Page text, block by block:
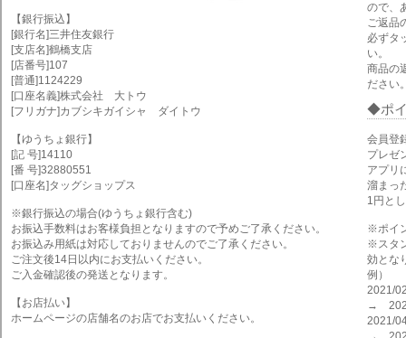
【銀行振込】
[銀行名]三井住友銀行
[支店名]鶴橋支店
[店番号]107
[普通]1124229
[口座名義]株式会社 大トウ
[フリガナ]カブシキガイシャ ダイトウ
【ゆうちょ銀行】
[記 号]14110
[番 号]32880551
[口座名]タッグショップス
※銀行振込の場合(ゆうちょ銀行含む)
お振込手数料はお客様負担となりますので予めご了承ください。
お振込み用紙は対応しておりませんのでご了承ください。
ご注文後14日以内にお支払いください。
ご入金確認後の発送となります。
【お店払い】
ホームページの店舗名のお店でお支払いください。
ので、
ご返品
必ずタ
い。
商品の
ださい
ポ
会員登
プレゼ
アプリ
溜まっ
1円と
※ポイ
※スタ
効とな
例）
2021/
→
2021/